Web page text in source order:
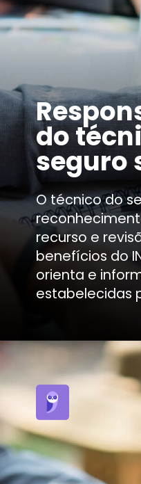
O técnico do
recurso e
benefícios do
orienta e
estabelecidas
do
seguro